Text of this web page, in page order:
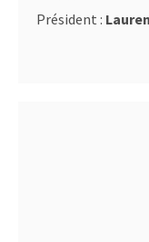
Président :